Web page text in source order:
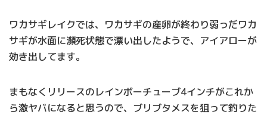
ワカサギレイクでは、ワカサギの産卵が終わり弱っだワカ
サギが水面に瀕死状態で漂い出したようで、アイアローが
効き出してます。
まもなくリリースのレインボーチューブ4インチがこれか
ら激ヤバになると思うので、ブリブタメスを狙って釣りた